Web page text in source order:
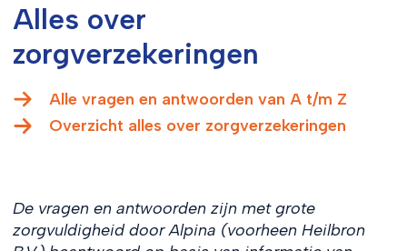
Alles over
zorgverzekeringen
Alle vragen en antwoorden van A t/m Z
Overzicht alles over zorgverzekeringen
De vragen en antwoorden zijn met grote
zorgvuldigheid door Alpina (voorheen Heilbron